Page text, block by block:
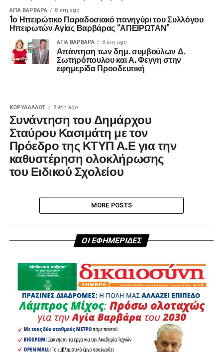
ΑΓΙΑ ΒΑΡΒΑΡΑ 8 έτη ago
1ο Ηπειρώτικο Παραδοσιακό πανηγύρι του Συλλόγου
Ηπειρωτών Αγίας Βαρβάρας “ΑΠΕΙΡΩΤΑΝ”
ΑΓΙΑ ΒΑΡΒΑΡΑ 8 έτη ago
Απάντηση των δημ. συμβούλων Δ.
Σωτηρόπουλου και Α. Φεγγη στην
εφημερίδα Προοδευτική
ΚΟΡΥΔΑΛΛΟΣ 8 έτη ago
Συνάντηση του Δημάρχου
Σταύρου Κασιμάτη με τον
Πρόεδρο της ΚΤΥΠ Α.Ε για την
καθυστέρηση ολοκλήρωσης
του Ειδικού Σχολείου
MORE POSTS
ΟΙ ΕΦΗΜΕΡΙΔΕΣ